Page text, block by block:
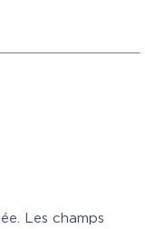
Les champs